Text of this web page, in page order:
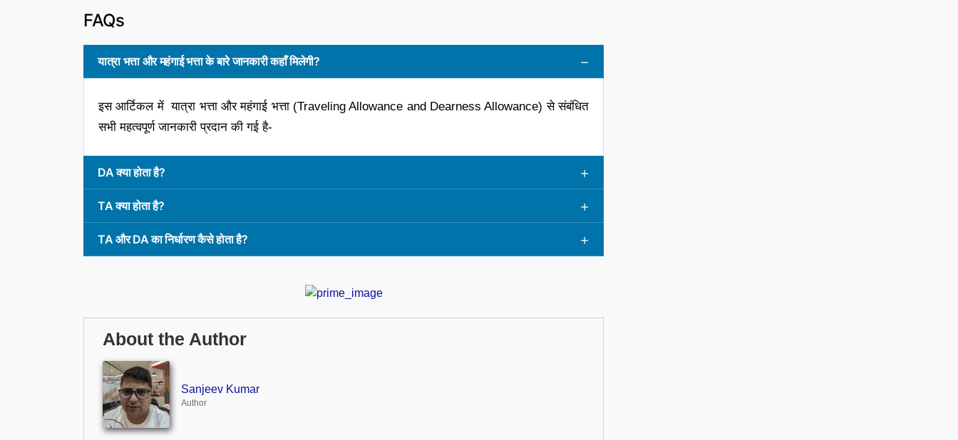
FAQs
यात्रा भत्ता और महंगाई भत्ता के बारे जानकारी कहाँ मिलेगी?
इस आर्टिकल में यात्रा भत्ता और महंगाई भत्ता (Traveling Allowance and Dearness Allowance) से संबंधित
सभी महत्वपूर्ण जानकारी प्रदान की गई है-
DA क्या होता है?
TA क्या होता है?
TA और DA का निर्धारण कैसे होता है?
About the Author
Sanjeev Kumar
Author